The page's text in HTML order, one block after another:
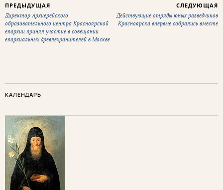
ПРЕДЫДУЩАЯ
Директор Архиерейского
образовательного центра Красноярской
епархии принял участие в совещании
епархиальных древлехранителей в Москве
СЛЕДУЮЩАЯ
Действующие отряды юных разведчиков
Красноярска впервые собрались вместе
КАЛЕНДАРЬ